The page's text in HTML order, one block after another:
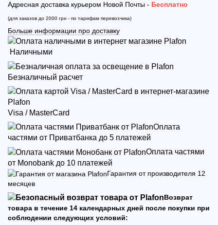
Адресная доставка курьером Новой Почты - Бесплатно
(для заказов до 2000 грн - по тарифам перевозчика)
Больше информации про доставку
Наличными
Безналичный расчет
Visa / MasterCard
Оплата
частями от Приватбанка до 5 платежей
Оплата частями
от Monobank до 10 платежей
Гарантия от производителя 12
месяцев
Возврат
товара в течение 14 календарных дней после покупки при
соблюдении следующих условий: